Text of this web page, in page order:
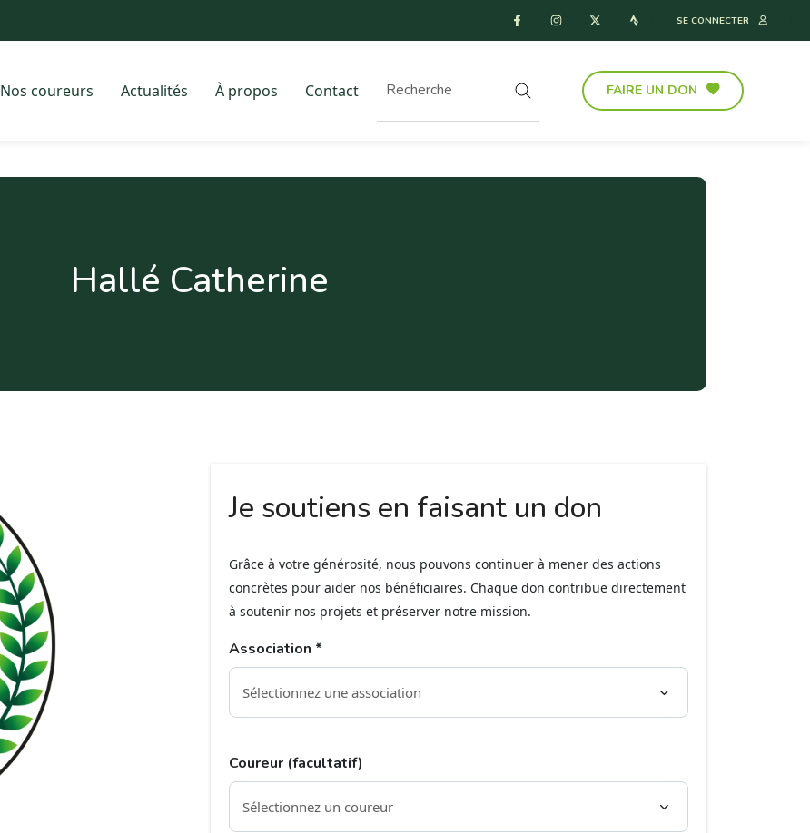
SE CONNECTER
Nos coureurs Actualités À propos Contact FAIRE UN DON
Hallé Catherine
Je soutiens en faisant un don
Grâce à votre générosité, nous pouvons continuer à mener des actions
concrètes pour aider nos bénéficiaires. Chaque don contribue directement
à soutenir nos projets et préserver notre mission.
Association *
Coureur (facultatif)